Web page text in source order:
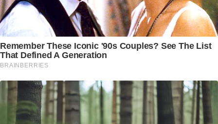
Remember These Iconic '90s Couples? See The List
That Defined A Generation
BRAINBERRIES